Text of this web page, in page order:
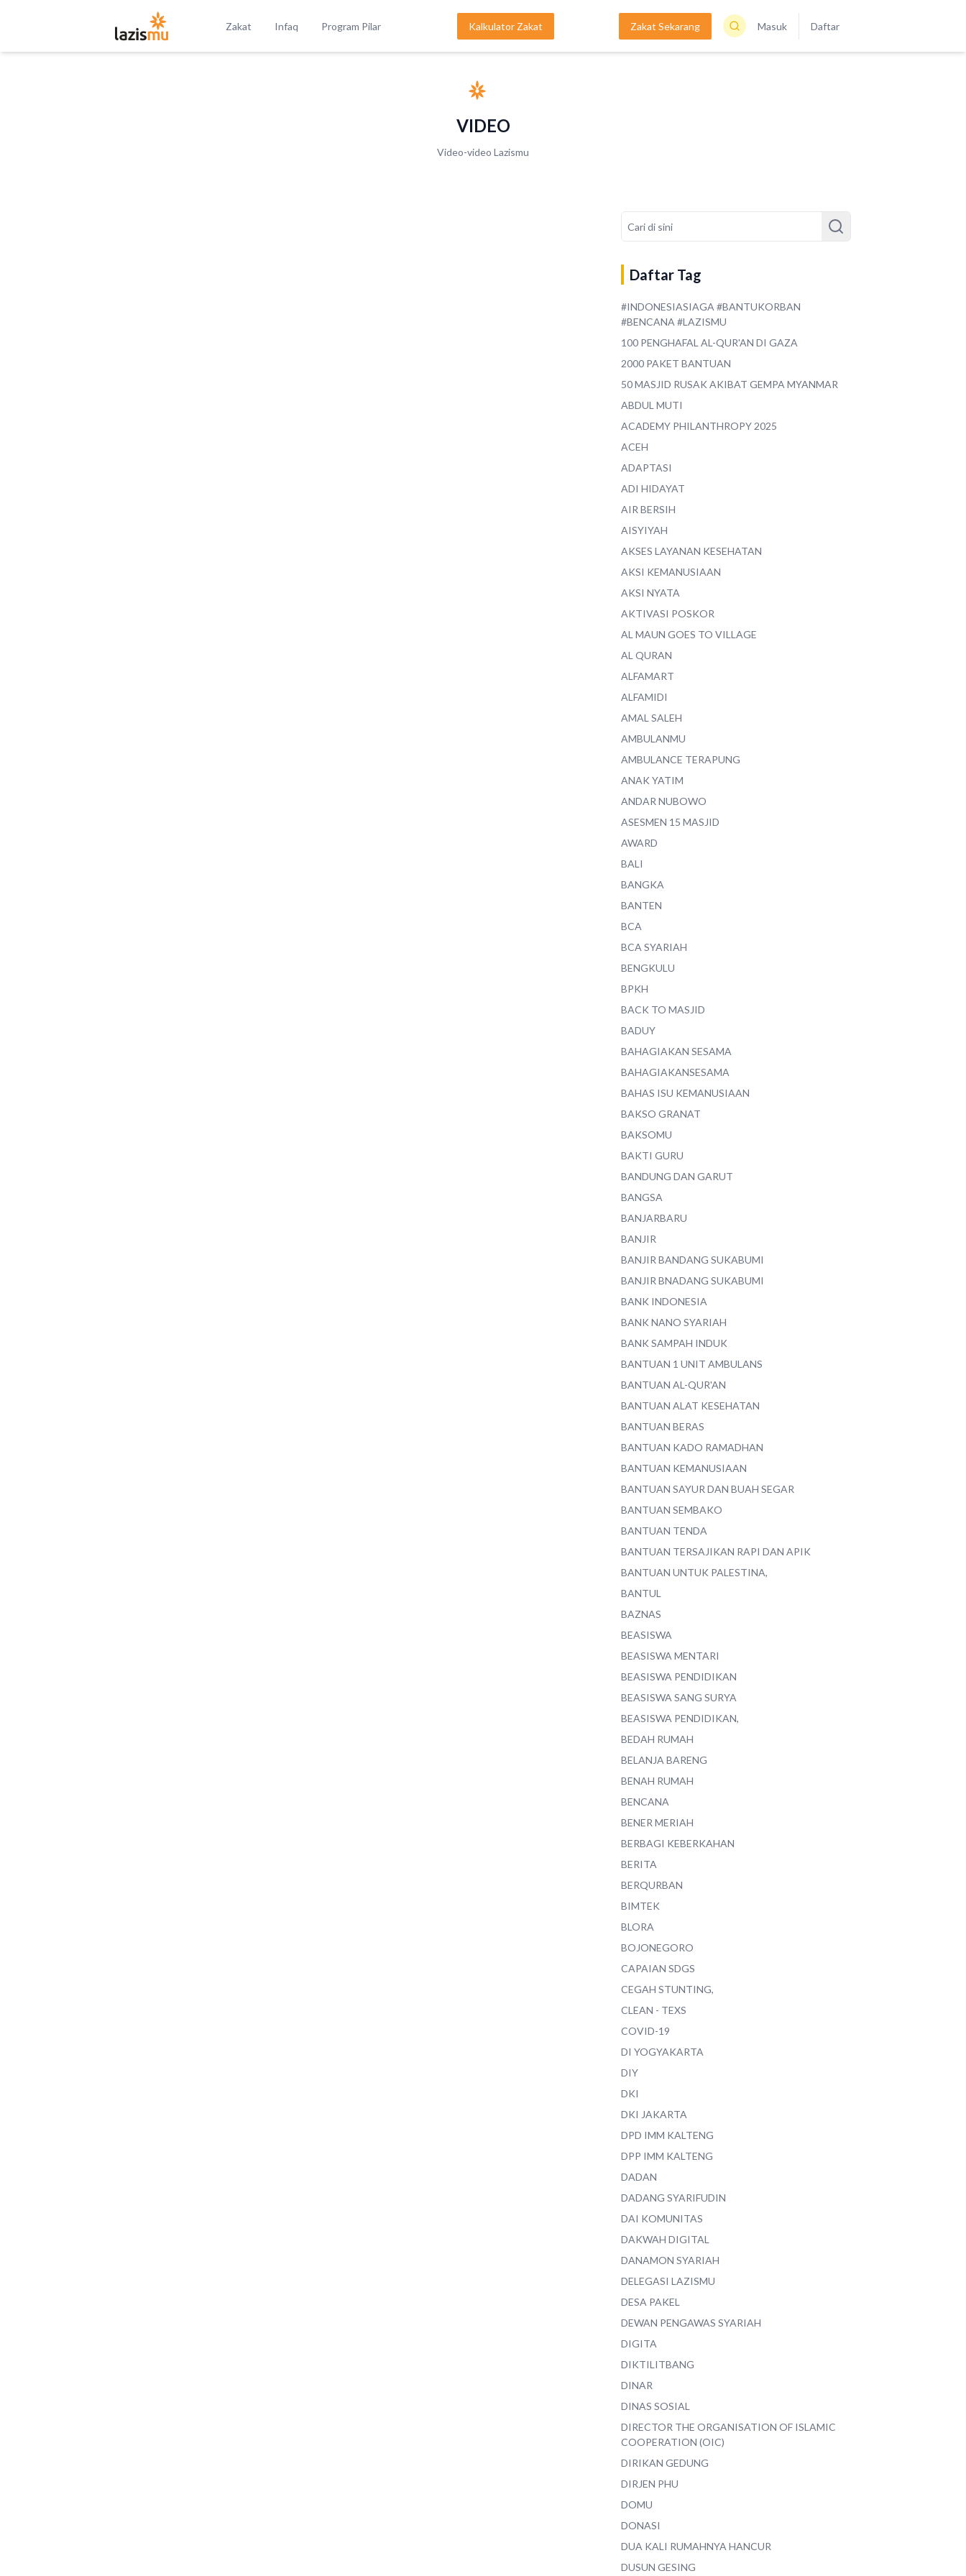
Zakat Infaq Program Pilar Kalkulator Zakat Zakat Sekarang Masuk Daftar
VIDEO
Video-video Lazismu
Daftar Tag
#INDONESIASIAGA #BANTUKORBAN
#BENCANA #LAZISMU
100 PENGHAFAL AL-QUR'AN DI GAZA
2000 PAKET BANTUAN
50 MASJID RUSAK AKIBAT GEMPA MYANMAR
ABDUL MUTI
ACADEMY PHILANTHROPY 2025
ACEH
ADAPTASI
ADI HIDAYAT
AIR BERSIH
AISYIYAH
AKSES LAYANAN KESEHATAN
AKSI KEMANUSIAAN
AKSI NYATA
AKTIVASI POSKOR
AL MAUN GOES TO VILLAGE
AL QURAN
ALFAMART
ALFAMIDI
AMAL SALEH
AMBULANMU
AMBULANCE TERAPUNG
ANAK YATIM
ANDAR NUBOWO
ASESMEN 15 MASJID
AWARD
BALI
BANGKA
BANTEN
BCA
BCA SYARIAH
BENGKULU
BPKH
BACK TO MASJID
BADUY
BAHAGIAKAN SESAMA
BAHAGIAKANSESAMA
BAHAS ISU KEMANUSIAAN
BAKSO GRANAT
BAKSOMU
BAKTI GURU
BANDUNG DAN GARUT
BANGSA
BANJARBARU
BANJIR
BANJIR BANDANG SUKABUMI
BANJIR BNADANG SUKABUMI
BANK INDONESIA
BANK NANO SYARIAH
BANK SAMPAH INDUK
BANTUAN 1 UNIT AMBULANS
BANTUAN AL-QUR'AN
BANTUAN ALAT KESEHATAN
BANTUAN BERAS
BANTUAN KADO RAMADHAN
BANTUAN KEMANUSIAAN
BANTUAN SAYUR DAN BUAH SEGAR
BANTUAN SEMBAKO
BANTUAN TENDA
BANTUAN TERSAJIKAN RAPI DAN APIK
BANTUAN UNTUK PALESTINA,
BANTUL
BAZNAS
BEASISWA
BEASISWA MENTARI
BEASISWA PENDIDIKAN
BEASISWA SANG SURYA
BEASISWA PENDIDIKAN,
BEDAH RUMAH
BELANJA BARENG
BENAH RUMAH
BENCANA
BENER MERIAH
BERBAGI KEBERKAHAN
BERITA
BERQURBAN
BIMTEK
BLORA
BOJONEGORO
CAPAIAN SDGS
CEGAH STUNTING,
CLEAN - TEXS
COVID-19
DI YOGYAKARTA
DIY
DKI
DKI JAKARTA
DPD IMM KALTENG
DPP IMM KALTENG
DADAN
DADANG SYARIFUDIN
DAI KOMUNITAS
DAKWAH DIGITAL
DANAMON SYARIAH
DELEGASI LAZISMU
DESA PAKEL
DEWAN PENGAWAS SYARIAH
DIGITA
DIKTILITBANG
DINAR
DINAS SOSIAL
DIRECTOR THE ORGANISATION OF ISLAMIC
COOPERATION (OIC)
DIRIKAN GEDUNG
DIRJEN PHU
DOMU
DONASI
DUA KALI RUMAHNYA HANCUR
DUSUN GESING